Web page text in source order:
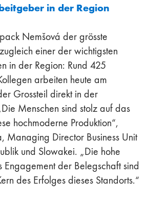
in der Region
Nemšová der grösste
einer der wichtigsten
in der Region: Rund 425
arbeiten heute am
Grossteil direkt in der
Menschen sind stolz auf das
hochmoderne Produktion“,
Managing Director Business Unit
und Slowakei. „Die hohe
Engagement der Belegschaft sind
des Erfolges dieses Standorts.“